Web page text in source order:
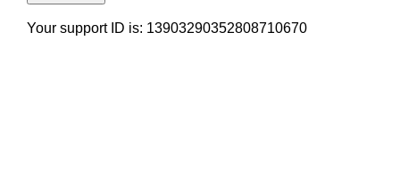
Your support ID is: 13903290352808710670